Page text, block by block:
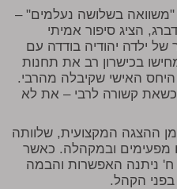
בשלושה נעלמים" –
הציג סיפור אמיתי
ילדה יהודיה בודדה עם
בכישרון רב את תחנות
האישי שקיבלה מהרבי.
קשורה לרבי – את לא
ההצגה המקצועית, שלוותה
מפעימים ובמקהלה. כאשר
בנות כיתה ח' ניתנה האפשרות והבמה
בפני הקהל.